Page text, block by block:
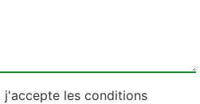
j'accepte les conditions